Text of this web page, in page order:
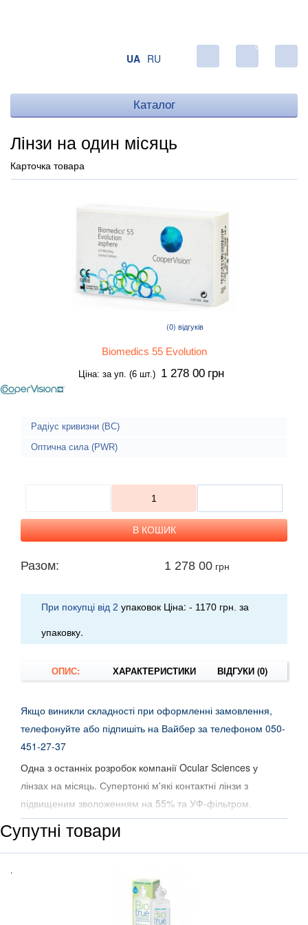
UA RU
0
Каталог
Лінзи на один місяць
Карточка товара
(0) відгуків
Biomedics 55 Evolution
Ціна: за уп. (6 шт.) 1 278 00 грн
Радіус кривизни (BC)
Оптична сила (PWR)
Разом: 1 278 00грн
При покупці від 2 упаковок Ціна: - 1170 грн. за
упаковку.
ОПИС: ХАРАКТЕРИСТИКИ ВІДГУКИ (0)
Якщо виникли складності при оформленні замовлення,
телефонуйте або підпишіть на Вайбер за телефоном 050-
451-27-37
Одна з останніх розробок компанії Ocular Sciences у
лінзах на місяць. Супертонкі м'які контактні лінзи з
підвищеним зволоженням на 55% та УФ-фільтром.
Унікальна розробка з нейтралізації аберацій дозволяє
досягти небаченої гостроти зору найвищої якості.
При яскравому сонці Ваші очі не будуть відчувати
дискомфорт від сліпучого проміння так, як це буває у
Супутні товари
.